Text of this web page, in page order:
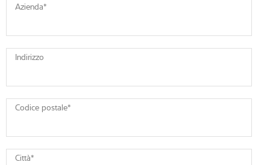
Azienda*
Indirizzo
Codice postale*
Città*